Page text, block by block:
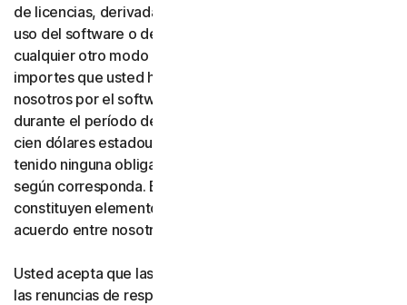
de licencias, derivada del uso o de la imposibilidad de
uso del software o de los servicios, o relacionada de
cualquier otro modo con estas condiciones, superará los
importes que usted haya pagado o deba pagar a
nosotros por el software o los servicios aplicables
durante el período de suscripción correspondiente, o
cien dólares estadounidenses (100 USD) si usted no ha
tenido ninguna obligación de pago frente a nosotros,
según corresponda. Estas exclusiones y limitaciones
constituyen elementos fundamentales de la base del
acuerdo entre nosotros y usted.
Usted acepta que las limitaciones de responsabilidad y
las renuncias de responsabilidad de esta sección reflejan